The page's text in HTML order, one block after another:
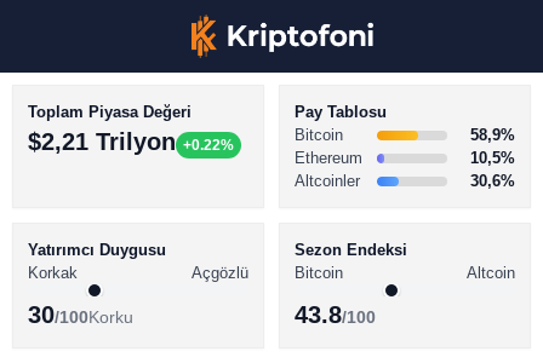
BİTCOİN HABERLERİ
ALTCOİN HABERLERİ
Toplam Piyasa Değeri
$2,21 Trilyon +0.22%
Pay Tablosu
Bitcoin
58,9%
Ethereum
10,5%
Altcoinler
30,6%
Yatırımcı Duygusu
Korkak
Açgözlü
30/100Korku
Sezon Endeksi
Bitcoin
Altcoin
43.8/100